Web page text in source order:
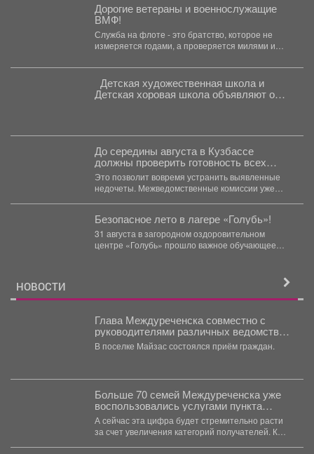
Дорогие ветераны и военнослужащие
ВМФ!
Служба на флоте - это братство, которое не
измеряется годами, а проверяется милями и
Детская художественная школа и
Детская хоровая школа объявляют о
До середины августа в Кузбассе
должны проверить готовность всех
образовательных учреждений к
учебному году.
Это позволит вовремя устранить выявленные
недочеты. Межведомственные комиссии уже
Безопасное лето в лагере «Голубь»!
31 августа в загородном оздоровительном
центре «Голубь» прошло важное обучающее
НОВОСТИ
Глава Междуреченска совместно с
руководителями различных ведомств
продолжает проводить выездные
встречи.
В поселке Майзас состоялся приём граждан.
Больше 70 семей Междуреченска уже
воспользовались услугами пункта
проката для новорождённых.
А сейчас эта цифра будет стремительно расти
за счет увеличения категорий получателей. К